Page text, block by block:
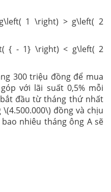
1 \right) > g\left( 2
{ - 1} \right) < g\left( 2
300 triệu đồng để mua
với lãi suất 0,5% mỗi
đầu từ tháng thứ nhất
đồng và chịu
nhiêu tháng ông A sẽ